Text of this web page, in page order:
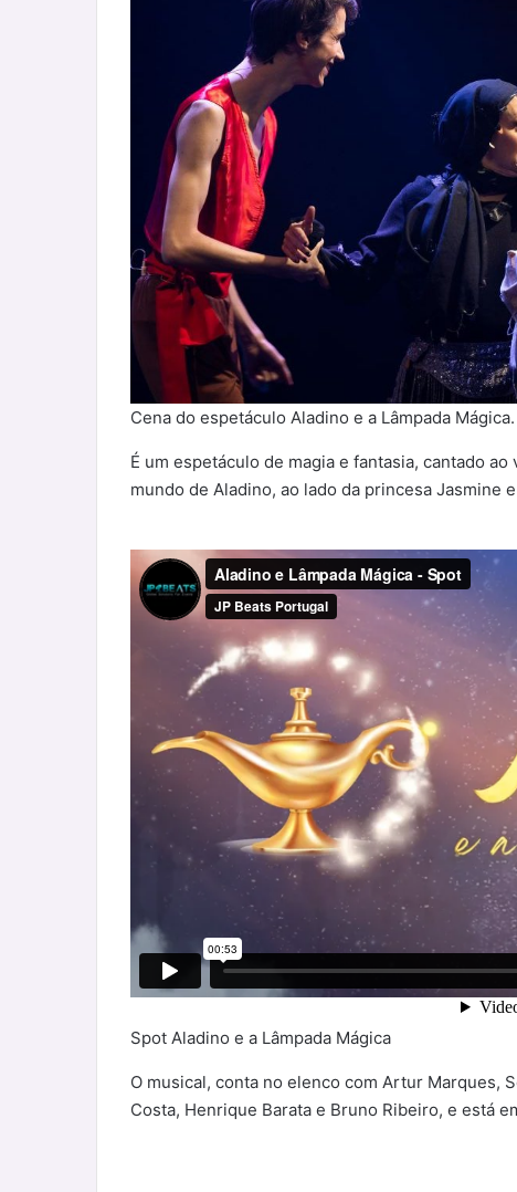
Cena do espetáculo Aladino e a Lâmpada Mágica.
É um espetáculo de magia e fantasia, cantado
mundo de Aladino, ao lado da princesa Jasmine
Spot Aladino e a Lâmpada Mágica
O musical, conta no elenco com Artur Marques,
Costa, Henrique Barata e Bruno Ribeiro, e está